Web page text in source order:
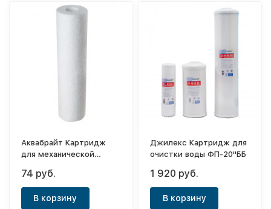
Аквабрайт Картридж
для механической
10" (20мк)
74 руб.
В корзину
Джилекс Картридж для
очистки воды ФП-20"ББ
1 920 руб.
В корзину